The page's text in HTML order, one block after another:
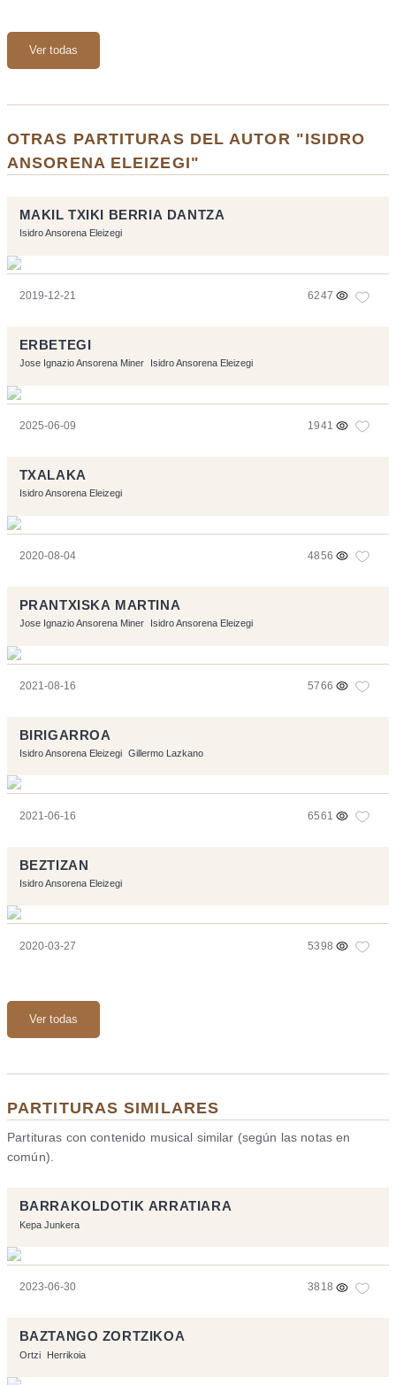
Ver todas
OTRAS PARTITURAS DEL AUTOR "ISIDRO
ANSORENA ELEIZEGI"
MAKIL TXIKI BERRIA DANTZA
Isidro Ansorena Eleizegi
2019-12-21 6247
ERBETEGI
Jose Ignazio Ansorena Miner Isidro Ansorena Eleizegi
2025-06-09 1941
TXALAKA
Isidro Ansorena Eleizegi
2020-08-04 4856
PRANTXISKA MARTINA
Jose Ignazio Ansorena Miner Isidro Ansorena Eleizegi
2021-08-16 5766
BIRIGARROA
Isidro Ansorena Eleizegi Gillermo Lazkano
2021-06-16 6561
BEZTIZAN
Isidro Ansorena Eleizegi
2020-03-27 5398
Ver todas
PARTITURAS SIMILARES
Partituras con contenido musical similar (según las notas en
común).
BARRAKOLDOTIK ARRATIARA
Kepa Junkera
2023-06-30 3818
BAZTANGO ZORTZIKOA
Ortzi Herrikoia